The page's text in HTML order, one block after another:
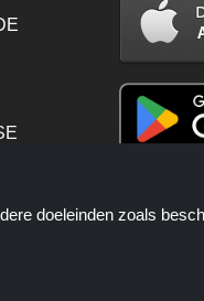
doeleinden zoals